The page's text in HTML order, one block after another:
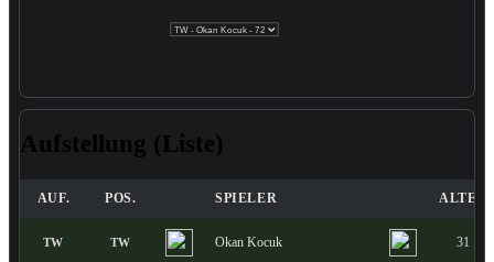
Aufstellung (Liste)
AUF. POS. SPIELER ALTER
TW TW Okan Kocuk 31